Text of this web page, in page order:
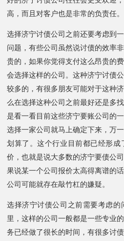
高，而且对客户也是非常的负责任。
选择济宁讨债公司之前还要考虑到
问题，有些公司虽然说讨债的效率
贵的，如果你觉得支付这么昂贵的
会选择这样的公司。这种济宁讨债
较多的，有很多朋友可能对于这种
么在选择这种公司之前最好还是多
是看一看目前这些济宁要账公司的
选择一家公司就马上确定下来，万
划算了。这个行业目前都已经形成
价，也就是说大多数的济宁要债公
果说某一个公司报价太高得离谱的
公司可能就存在敲竹杠的嫌疑。
选择济宁讨债公司之前需要考虑
里，这样的公司一般都是一些专业
务已经做了很长的时间，有很多讨